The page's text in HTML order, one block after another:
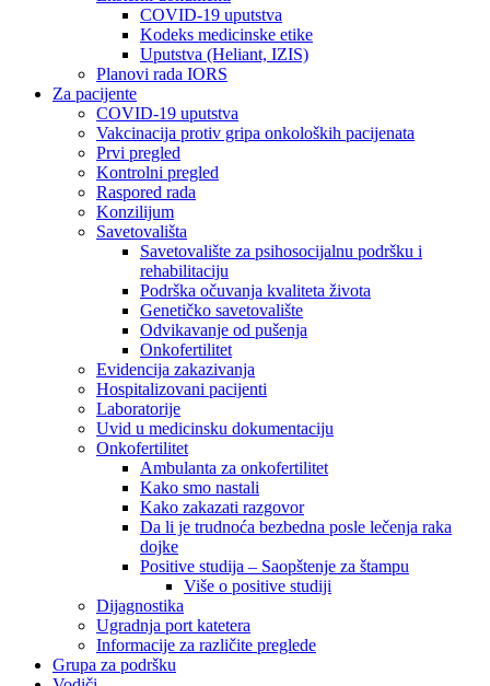
COVID-19 uputstva
Kodeks medicinske etike
Uputstva (Heliant, IZIS)
Planovi rada IORS
Za pacijente
COVID-19 uputstva
Vakcinacija protiv gripa onkoloških pacijenata
Prvi pregled
Kontrolni pregled
Raspored rada
Konzilijum
Savetovališta
Savetovalište za psihosocijalnu podršku i
rehabilitaciju
Podrška očuvanja kvaliteta života
Genetičko savetovalište
Odvikavanje od pušenja
Onkofertilitet
Evidencija zakazivanja
Hospitalizovani pacijenti
Laboratorije
Uvid u medicinsku dokumentaciju
Onkofertilitet
Ambulanta za onkofertilitet
Kako smo nastali
Kako zakazati razgovor
Da li je trudnoća bezbedna posle lečenja raka
dojke
Positive studija – Saopštenje za štampu
Više o positive studiji
Dijagnostika
Ugradnja port katetera
Informacije za različite preglede
Grupa za podršku